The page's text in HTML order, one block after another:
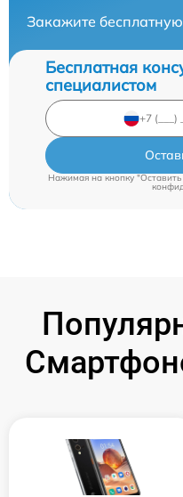
Закажите
Бесплатная
специалистом
Нажимая на кнопку